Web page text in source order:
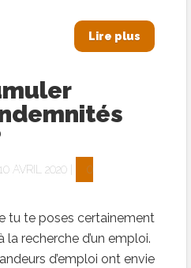
Lire plus
AVRIL 2020 |
0
tu te poses certainement
recherche d’un emploi.
d’emploi ont envie